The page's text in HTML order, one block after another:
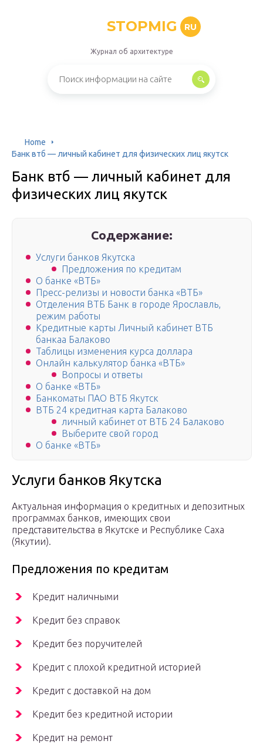
STOPMIG RU
Журнал об архитектуре
Home
Банк втб — личный кабинет для физических лиц якутск
Банк втб — личный кабинет для
физических лиц якутск
Содержание:
Услуги банков Якутска
Предложения по кредитам
О банке «ВТБ»
Пресс-релизы и новости банка «ВТБ»
Отделения ВТБ Банк в городе Ярославль,
режим работы
Кредитные карты Личный кабинет ВТБ
банкаа Балаково
Таблицы изменения курса доллара
Онлайн калькулятор банка «ВТБ»
Вопросы и ответы
О банке «ВТБ»
Банкоматы ПАО ВТБ Якутск
ВТБ 24 кредитная карта Балаково
личный кабинет от ВТБ 24 Балаково
Выберите свой город
О банке «ВТБ»
Услуги банков Якутска
Актуальная информация о кредитных и депозитных
программах банков, имеющих свои
представительства в Якутске и Республике Саха
(Якутии).
Предложения по кредитам
Кредит наличными
Кредит без справок
Кредит без поручителей
Кредит с плохой кредитной историей
Кредит с доставкой на дом
Кредит без кредитной истории
Кредит на ремонт